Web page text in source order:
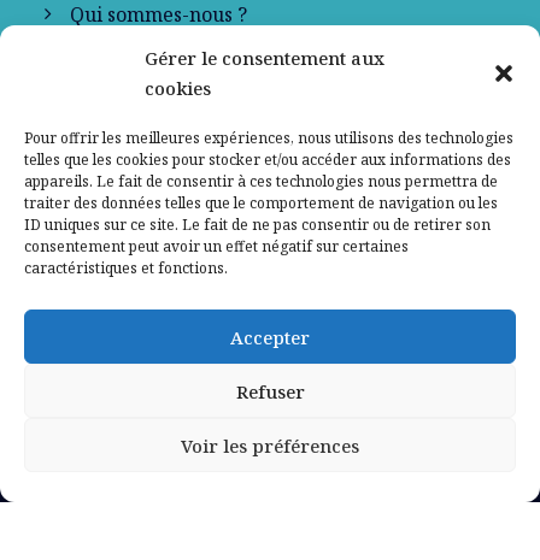
Gérer le consentement aux
cookies
Pour offrir les meilleures expériences, nous utilisons des technologies
telles que les cookies pour stocker et/ou accéder aux informations des
appareils. Le fait de consentir à ces technologies nous permettra de
traiter des données telles que le comportement de navigation ou les
ID uniques sur ce site. Le fait de ne pas consentir ou de retirer son
consentement peut avoir un effet négatif sur certaines
caractéristiques et fonctions.
Accepter
Refuser
Voir les préférences
Qui sommes-nous ?
Contactez-nous
Mentions légales
Politique de confidentialité